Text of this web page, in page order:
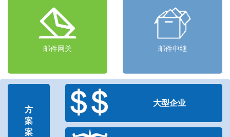
邮件网关 邮件中继
方
案
案
大型企业